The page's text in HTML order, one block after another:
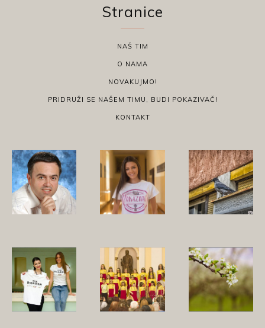
Stranice
NAŠ TIM
O NAMA
NOVAKUJMO!
PRIDRUŽI SE NAŠEM TIMU, BUDI POKAZIVAČ!
KONTAKT